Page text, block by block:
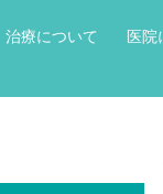
治療について 医院